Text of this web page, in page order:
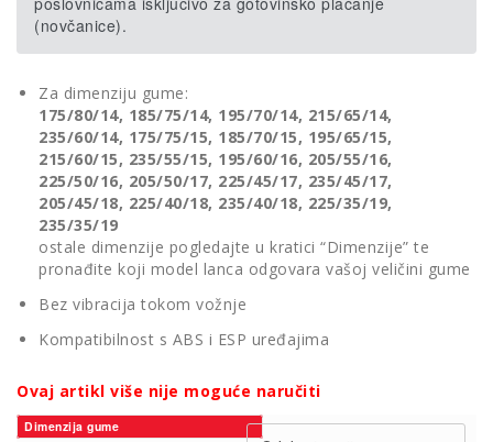
(novčanice).
Za dimenziju gume:
175/80/14, 185/75/14, 195/70/14, 215/65/14,
235/60/14, 175/75/15, 185/70/15, 195/65/15,
215/60/15, 235/55/15, 195/60/16, 205/55/16,
225/50/16, 205/50/17, 225/45/17, 235/45/17,
205/45/18, 225/40/18, 235/40/18, 225/35/19,
235/35/19
ostale dimenzije pogledajte u kratici “Dimenzije” te
pronađite koji model lanca odgovara vašoj veličini gume
Bez vibracija tokom vožnje
Kompatibilnost s ABS i ESP uređajima
Ovaj artikl više nije moguće naručiti
Dimenzija gume